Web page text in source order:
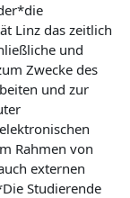
Linz das zeitlich
und
Zwecke des
und zur
Rahmen von
externen
Studierende